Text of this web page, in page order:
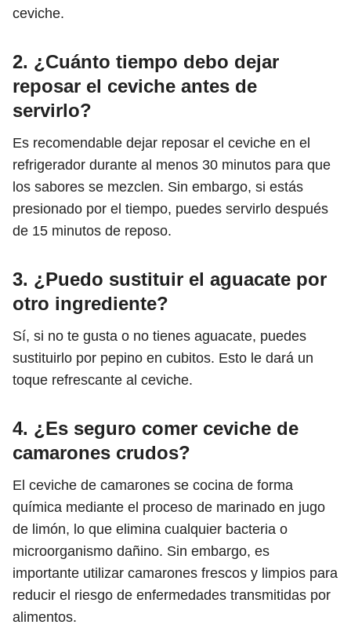
ceviche.
2. ¿Cuánto tiempo debo dejar
reposar el ceviche antes de
servirlo?
Es recomendable dejar reposar el ceviche en el
refrigerador durante al menos 30 minutos para que
los sabores se mezclen. Sin embargo, si estás
presionado por el tiempo, puedes servirlo después
de 15 minutos de reposo.
3. ¿Puedo sustituir el aguacate por
otro ingrediente?
Sí, si no te gusta o no tienes aguacate, puedes
sustituirlo por pepino en cubitos. Esto le dará un
toque refrescante al ceviche.
4. ¿Es seguro comer ceviche de
camarones crudos?
El ceviche de camarones se cocina de forma
química mediante el proceso de marinado en jugo
de limón, lo que elimina cualquier bacteria o
microorganismo dañino. Sin embargo, es
importante utilizar camarones frescos y limpios para
reducir el riesgo de enfermedades transmitidas por
alimentos.